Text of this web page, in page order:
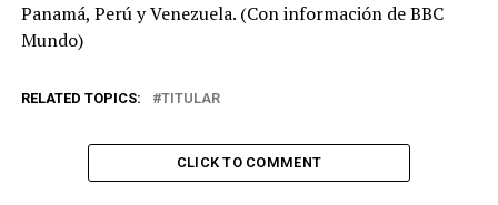
Panamá, Perú y Venezuela. (Con información de BBC
Mundo)
RELATED TOPICS: TITULAR
CLICK TO COMMENT